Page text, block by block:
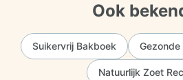
Ook
Suikervrij Bakboek
Natuurlijk Zoet